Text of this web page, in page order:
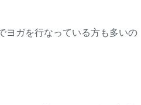
ヨガを行なっている方も多いの